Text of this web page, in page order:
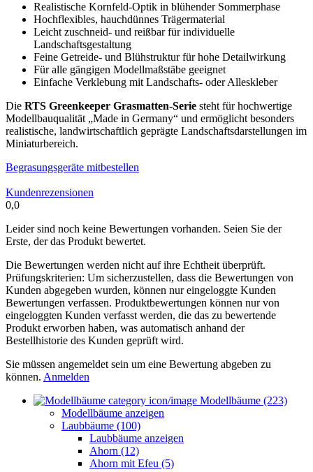
Realistische Kornfeld-Optik in blühender Sommerphase
Hochflexibles, hauchdünnes Trägermaterial
Leicht zuschneid- und reißbar für individuelle
Landschaftsgestaltung
Feine Getreide- und Blühstruktur für hohe Detailwirkung
Für alle gängigen Modellmaßstäbe geeignet
Einfache Verklebung mit Landschafts- oder Alleskleber
Die RTS Greenkeeper Grasmatten-Serie steht für hochwertige
Modellbauqualität „Made in Germany“ und ermöglicht besonders
realistische, landwirtschaftlich geprägte Landschaftsdarstellungen im
Miniaturbereich.
Begrasungsgeräte mitbestellen
Kundenrezensionen
0,0
Leider sind noch keine Bewertungen vorhanden. Seien Sie der
Erste, der das Produkt bewertet.
Die Bewertungen werden nicht auf ihre Echtheit überprüft.
Prüfungskriterien: Um sicherzustellen, dass die Bewertungen von
Kunden abgegeben wurden, können nur eingeloggte Kunden
Bewertungen verfassen. Produktbewertungen können nur von
eingeloggten Kunden verfasst werden, die das zu bewertende
Produkt erworben haben, was automatisch anhand der
Bestellhistorie des Kunden geprüft wird.
Sie müssen angemeldet sein um eine Bewertung abgeben zu
können. Anmelden
Modellbäume (223)
Modellbäume anzeigen
Laubbäume (100)
Laubbäume anzeigen
Ahorn (12)
Ahorn mit Efeu (5)